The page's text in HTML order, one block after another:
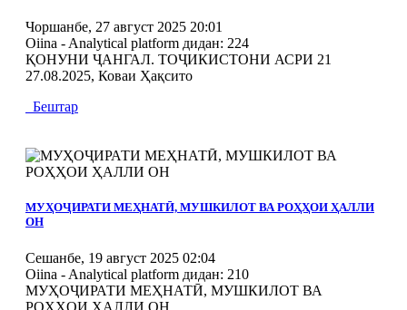
Чоршанбе, 27 август 2025 20:01
Oiina - Analytical platform дидан: 224
ҚОНУНИ ҶАНГАЛ. ТОҶИКИСТОНИ АСРИ 21
27.08.2025, Коваи Ҳақсито
Бештар
МУҲОҶИРАТИ МЕҲНАТӢ, МУШКИЛОТ ВА РОҲҲОИ ҲАЛЛИ
ОН
Сешанбе, 19 август 2025 02:04
Oiina - Analytical platform дидан: 210
МУҲОҶИРАТИ МЕҲНАТӢ, МУШКИЛОТ ВА
РОҲҲОИ ҲАЛЛИ ОН